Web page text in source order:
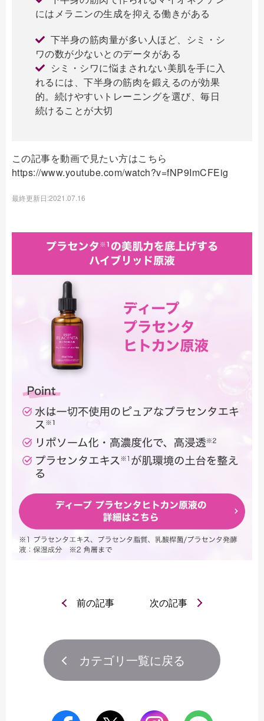
にはメラニンの生成を抑える働きがある
下半身の筋肉量が多い人ほど、シミ・シ
ワの数が少ないとのデータがある
シミ・シワに悩まされない美肌を手に入
れるには、下半身の筋肉を鍛えるのが効果
的。続けやすいトレーニングを選び、毎日
続けることが大切
この記事を動画で見たい方はこちら
https://www.youtube.com/watch?v=fNP9ImCFEig
最終更新日:2021.07.16
前の記事 次の記事
カテゴリ一覧に戻る